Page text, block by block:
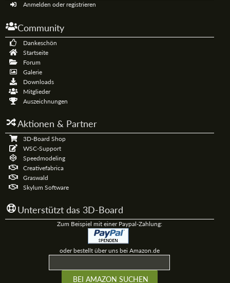
Anmelden oder registrieren
Community
Dankeschön
Startseite
Forum
Galerie
Downloads
Mitglieder
Auszeichnungen
Aktionen & Partner
3D-Board Shop
WSC-Support
Speedmodeling
Creativefabrica
Graswald
Skylum Software
Unterstützt das 3D-Board
Zum Beispiel mit einer Paypal-Zahlung:
oder bestellt über uns bei Amazon.de